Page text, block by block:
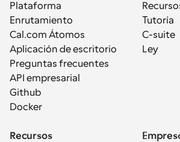
Plataforma
Enrutamiento
Cal.com Átomos
Aplicación de escritorio
Preguntas frecuentes
API empresarial
Github
Docker
Tutoría
C-suite
Ley
Recursos